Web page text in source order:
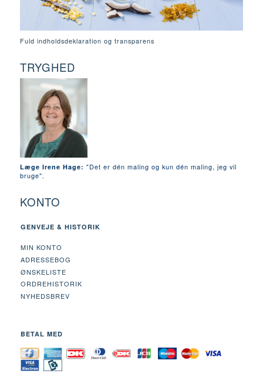
Fuld indholdsdeklaration og transparens
TRYGHED
Læge Irene Hage: "Det er dén maling og kun dén maling, jeg vil
bruge".
KONTO
GENVEJE & HISTORIK
MIN KONTO
ADRESSEBOG
ØNSKELISTE
ORDREHISTORIK
NYHEDSBREV
BETAL MED